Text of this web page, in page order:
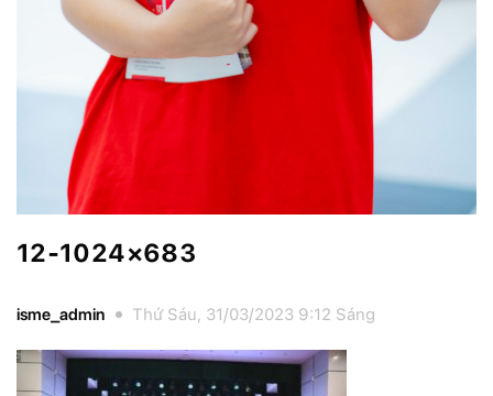
12-1024×683
isme_admin Thứ Sáu, 31/03/2023 9:12 Sáng